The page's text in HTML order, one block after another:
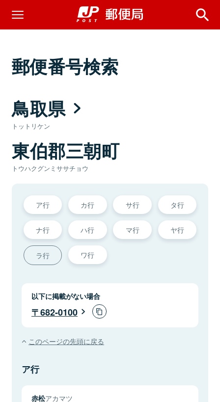
郵便番号検索
鳥取県
トットリケン
東伯郡三朝町
トウハクグンミササチョウ
ア行 カ行 サ行 タ行
ナ行 ハ行 マ行 ヤ行
ラ行 ワ行
以下に掲載がない場合
682-0100
このページの先頭に戻る
ア行
赤松アカマツ